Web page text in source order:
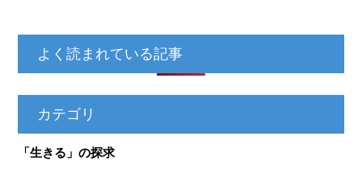
よく読まれている記事
カテゴリ
「生きる」の探求